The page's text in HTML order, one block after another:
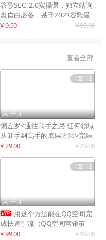
谷歌SEO 2.0实操课，独立站询
盘自由必备，基于2023谷歌最
新算法录制
¥ 9.90 ¥ 99.00
查看全部
1章1课
 千启
粥左罗<通往高手之路·任何领域
从新手到高手的底层方法>完结
¥ 29.00 ¥ 29.00
1章1课
 千启
 用这个方法能在QQ空间完
成快速引流（QQ空间营销策
略）
¥ 99.00 ¥ 99.00